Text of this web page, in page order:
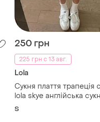
250 грн
225 грн с 13 авг.
Lola
Сукня плаття трапеція
lola skye англійська
S